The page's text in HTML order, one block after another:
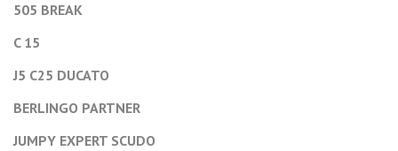
505 BREAK
C 15
J5 C25 DUCATO
BERLINGO PARTNER
JUMPY EXPERT SCUDO